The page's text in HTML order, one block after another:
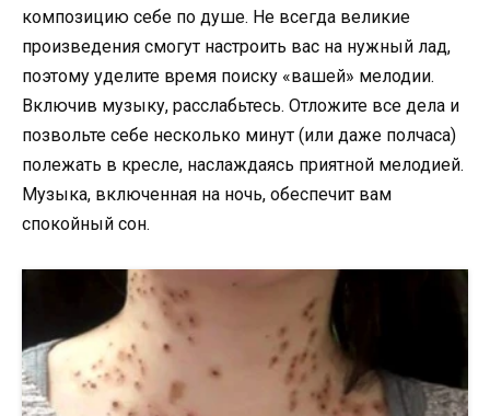
композицию себе по душе. Не всегда великие
произведения смогут настроить вас на нужный лад,
поэтому уделите время поиску «вашей» мелодии.
Включив музыку, расслабьтесь. Отложите все дела и
позвольте себе несколько минут (или даже полчаса)
полежать в кресле, наслаждаясь приятной мелодией.
Музыка, включенная на ночь, обеспечит вам
спокойный сон.